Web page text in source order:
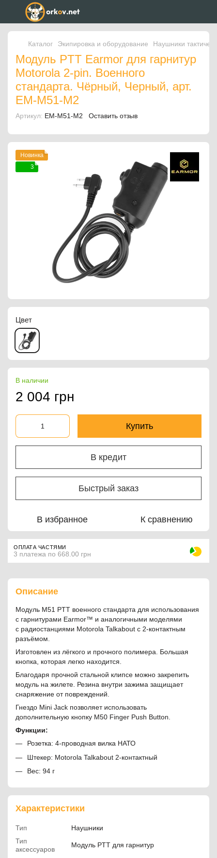
Каталог Экипировка и оборудование Наушники
Модуль PTT Earmor для гарнитур
Motorola 2-pin. Военного
стандарта. Чёрный, Черный, арт.
EM-M51-M2
Артикул: EM-M51-M2 Оставить отзыв
Новинка
3
Цвет
В наличии
2 004 грн
Купить
В кредит
Быстрый заказ
В избранное К сравнению
ОПЛАТА ЧАСТЯМИ
3 платежа по 668.00 грн
Описание
Модуль M51 PTT военного стандарта для использования
с гарнитурами Earmor™ и аналогичными моделями
с радиостанциями Motorola Talkabout с 2-контактным
разъёмом.
Изготовлен из лёгкого и прочного полимера. Большая
кнопка, которая легко находится.
Благодаря прочной стальной клипсе можно закрепить
модуль на жилете. Резина внутри зажима защищает
снаряжение от повреждений.
Гнездо Mini Jack позволяет использовать
дополнительную кнопку M50 Finger Push Button.
Функции:
Розетка: 4-проводная вилка НАТО
Штекер: Motorola Talkabout 2-контактный
Вес: 94 г
Характеристики
Тип
Наушники
Тип
аксессуаров
Модуль PTT для гарнитур